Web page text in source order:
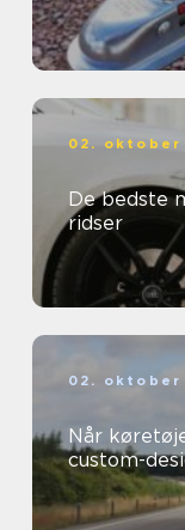
02. oktober
De bedste
ridser
02. oktober
Når
custom-